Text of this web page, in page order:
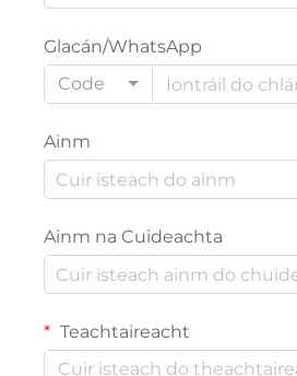
Glacán/WhatsApp
Code
Ainm
Ainm na Cuideachta
Teachtaireacht